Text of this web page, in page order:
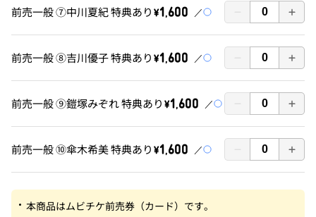
前売一般 ⑦中川夏紀 特典あり ￥1,600
前売一般 ⑧吉川優子 特典あり ￥1,600
前売一般 ⑨鎧塚みぞれ 特典あり ￥1,600
前売一般 ⑩傘木希美 特典あり ￥1,600
本商品はムビチケ前売券（カード）です。